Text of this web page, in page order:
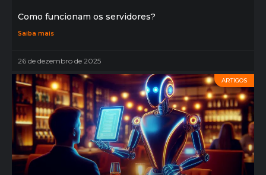
Como funcionam os servidores?
Saiba mais
26 de dezembro de 2025
ARTIGOS